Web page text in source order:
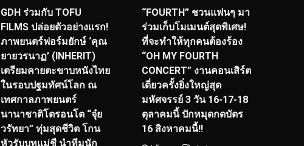
GDH ร่วมกับ TOFU
FILMS ปล่อยตัวอย่างแรก!
ภาพยนตร์ฟอร์มยักษ์ ‘คุณ
ยายวรนาฏ’ (INHERIT)
เตรียมคายตะขาบหนังไทย
ในรอบปฐมทัศน์โลก ณ
เทศกาลภาพยนตร์
นานาชาติโตรอนโต “จุ๋ย
วรัทยา” ทุ่มสุดชีวิต โกน
หัวรับบทแม่ชี นำทีมนัก
“FOURTH” ชวนแฟนๆ มา
ร่วมเก็บโมเมนต์สุดพิเศษ!
ที่จะทำให้ทุกคนต้องร้อง
“OH MY FOURTH
CONCERT” งานคอนเสิร์ต
เดี่ยวครั้งยิ่งใหญ่สุด
มหัศจรรย์ 3 วัน 16-17-18
ตุลาคมนี้ ปักหมุดกดบัตร
16 สิงหาคมนี้!!